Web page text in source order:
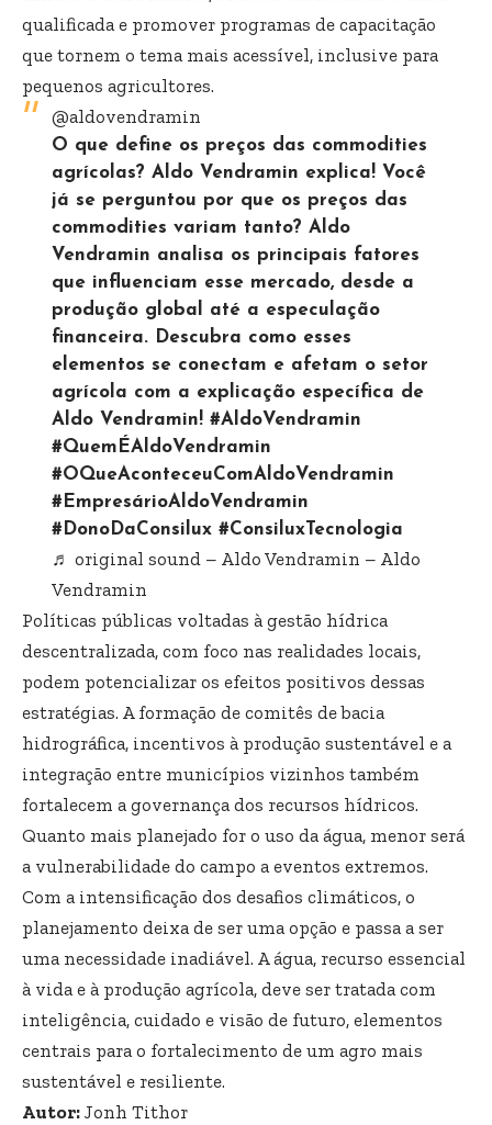
qualificada e promover programas de capacitação
que tornem o tema mais acessível, inclusive para
pequenos agricultores.
@aldovendramin
O que define os preços das commodities
agrícolas? Aldo Vendramin explica! Você
já se perguntou por que os preços das
commodities variam tanto? Aldo
Vendramin analisa os principais fatores
que influenciam esse mercado, desde a
produção global até a especulação
financeira. Descubra como esses
elementos se conectam e afetam o setor
agrícola com a explicação específica de
Aldo Vendramin! #AldoVendramin
#QuemÉAldoVendramin
#OQueAconteceuComAldoVendramin
#EmpresárioAldoVendramin
#DonoDaConsilux #ConsiluxTecnologia
♬ original sound – Aldo Vendramin – Aldo
Vendramin
Políticas públicas voltadas à gestão hídrica
descentralizada, com foco nas realidades locais,
podem potencializar os efeitos positivos dessas
estratégias. A formação de comitês de bacia
hidrográfica, incentivos à produção sustentável e a
integração entre municípios vizinhos também
fortalecem a governança dos recursos hídricos.
Quanto mais planejado for o uso da água, menor será
a vulnerabilidade do campo a eventos extremos.
Com a intensificação dos desafios climáticos, o
planejamento deixa de ser uma opção e passa a ser
uma necessidade inadiável. A água, recurso essencial
à vida e à produção agrícola, deve ser tratada com
inteligência, cuidado e visão de futuro, elementos
centrais para o fortalecimento de um agro mais
sustentável e resiliente.
Autor: Jonh Tithor